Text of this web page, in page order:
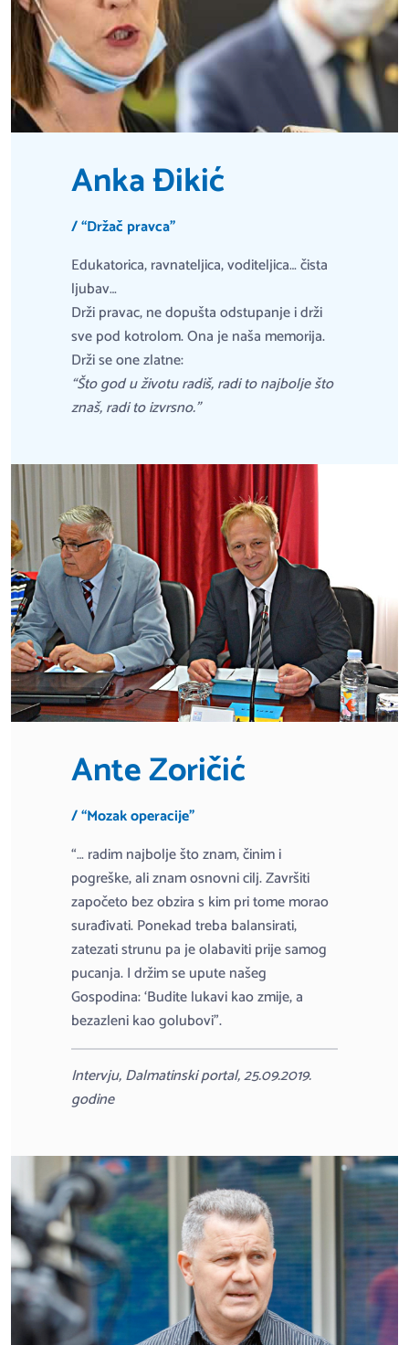
Anka Đikić
/ “Držač pravca”
Edukatorica, ravnateljica, voditeljica… čista
ljubav…
Drži pravac, ne dopušta odstupanje i drži
sve pod kotrolom. Ona je naša memorija.
Drži se one zlatne:
“Što god u životu radiš, radi to najbolje što
znaš, radi to izvrsno.”
Ante Zoričić
/ “Mozak operacije”
“… radim najbolje što znam, činim i
pogreške, ali znam osnovni cilj. Završiti
započeto bez obzira s kim pri tome morao
surađivati. Ponekad treba balansirati,
zatezati strunu pa je olabaviti prije samog
pucanja. I držim se upute našeg
Gospodina: ‘Budite lukavi kao zmije, a
bezazleni kao golubovi”.
Intervju, Dalmatinski portal, 25.09.2019.
godine